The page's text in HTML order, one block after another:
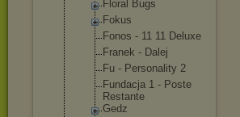
Floral Bugs
Fokus
Fonos - 11 11 Deluxe
Franek - Dalej
Fu - Personality 2
Fundacja 1 - Poste
Restante
Gedz